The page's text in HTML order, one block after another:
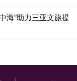
海”助力三亚文旅提